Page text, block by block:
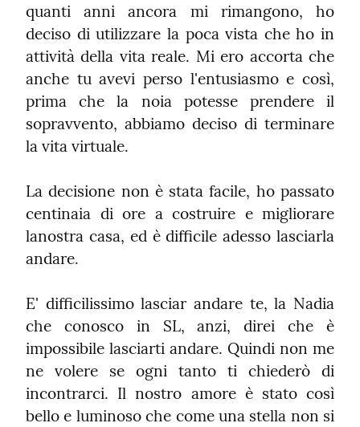
quanti anni ancora mi rimangono, ho
deciso di utilizzare la poca vista che ho in
attività della vita reale. Mi ero accorta che
anche tu avevi perso l'entusiasmo e così,
prima che la noia potesse prendere il
sopravvento, abbiamo deciso di terminare
la vita virtuale.
La decisione non è stata facile, ho passato
centinaia di ore a costruire e migliorare
lanostra casa, ed è difficile adesso lasciarla
andare.
E' difficilissimo lasciar andare te, la Nadia
che conosco in SL, anzi, direi che è
impossibile lasciarti andare. Quindi non me
ne volere se ogni tanto ti chiederò di
incontrarci. Il nostro amore è stato così
bello e luminoso che come una stella non si